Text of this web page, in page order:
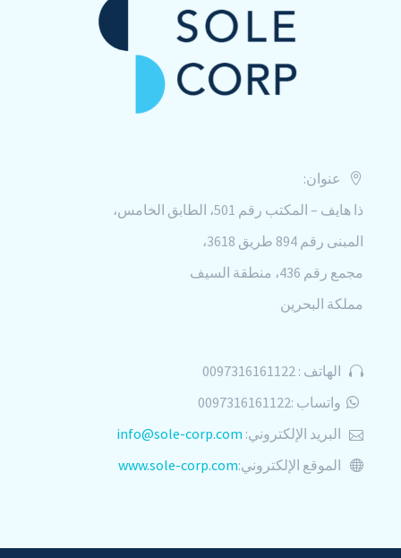
عنوان:
ذا هايف – المكتب رقم 501، الطابق الخامس،
المبنى رقم 894 طريق 3618،
مجمع رقم 436، منطقة السيف
مملكة البحرين
الهاتف : 0097316161122
واتساب :0097316161122
البريد الإلكتروني: info@sole-corp.com
الموقع الإلكتروني:www.sole-corp.com